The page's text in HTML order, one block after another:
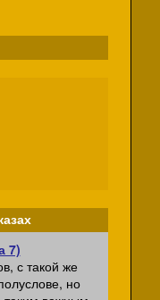
7)
с такой же
но